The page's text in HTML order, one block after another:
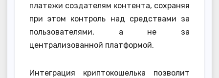
платежи создателям контента, сохраняя
при этом контроль над средствами за
пользователями, а не за
централизованной платформой.
Интеграция криптокошелька позволит